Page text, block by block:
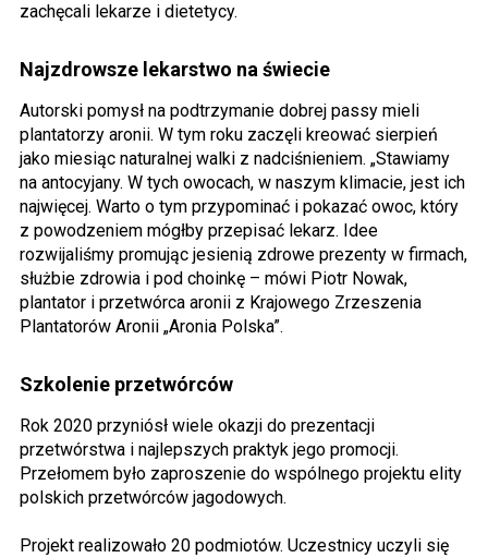
zachęcali lekarze i dietetycy.
Najzdrowsze lekarstwo na świecie
Autorski pomysł na podtrzymanie dobrej passy mieli
plantatorzy aronii. W tym roku zaczęli kreować sierpień
jako miesiąc naturalnej walki z nadciśnieniem. „Stawiamy
na antocyjany. W tych owocach, w naszym klimacie, jest ich
najwięcej. Warto o tym przypominać i pokazać owoc, który
z powodzeniem mógłby przepisać lekarz. Idee
rozwijaliśmy promując jesienią zdrowe prezenty w firmach,
służbie zdrowia i pod choinkę – mówi Piotr Nowak,
plantator i przetwórca aronii z Krajowego Zrzeszenia
Plantatorów Aronii „Aronia Polska”.
Szkolenie przetwórców
Rok 2020 przyniósł wiele okazji do prezentacji
przetwórstwa i najlepszych praktyk jego promocji.
Przełomem było zaproszenie do wspólnego projektu elity
polskich przetwórców jagodowych.
Projekt realizowało 20 podmiotów. Uczestnicy uczyli się